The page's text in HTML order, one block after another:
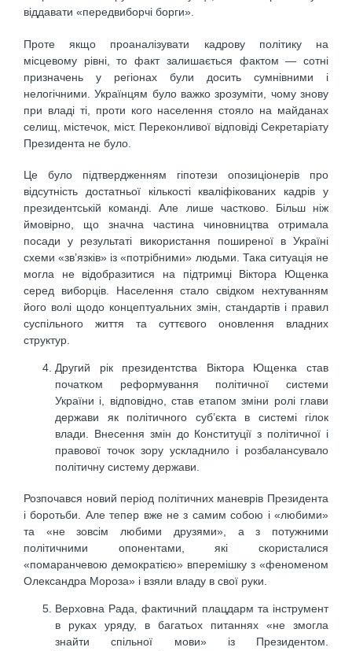
віддавати «передвиборчі борги».
Проте якщо проаналізувати кадрову політику на
місцевому рівні, то факт залишається фактом — сотні
призначень у регіонах були досить сумнівними і
нелогічними. Українцям було важко зрозуміти, чому знову
при владі ті, проти кого населення стояло на майданах
селищ, містечок, міст. Переконливої відповіді Секретаріату
Президента не було.
Це було підтвердженням гіпотези опозиціонерів про
відсутність достатньої кількості кваліфікованих кадрів у
президентській команді. Але лише частково. Більш ніж
ймовірно, що значна частина чиновництва отримала
посади у результаті використання поширеної в Україні
схеми «зв’язків» із «потрібними» людьми. Така ситуація не
могла не відобразитися на підтримці Віктора Ющенка
серед виборців. Населення стало свідком нехтуванням
його волі щодо концептуальних змін, стандартів і правил
суспільного життя та суттєвого оновлення владних
структур.
Другий рік президентства Віктора Ющенка став
початком реформування політичної системи
України і, відповідно, став етапом зміни ролі глави
держави як політичного суб’єкта в системі гілок
влади. Внесення змін до Конституції з політичної і
правової точок зору ускладнило і розбалансувало
політичну систему держави.
Розпочався новий період політичних маневрів Президента
і боротьби. Але тепер вже не з самим собою і «любими»
та «не зовсім любими друзями», а з потужними
політичними опонентами, які скористалися
«помаранчевою демократією» вперемішку з «феноменом
Олександра Мороза» і взяли владу в свої руки.
Верховна Рада, фактичний плацдарм та інструмент
в руках уряду, в багатьох питаннях «не змогла
знайти спільної мови» із Президентом.